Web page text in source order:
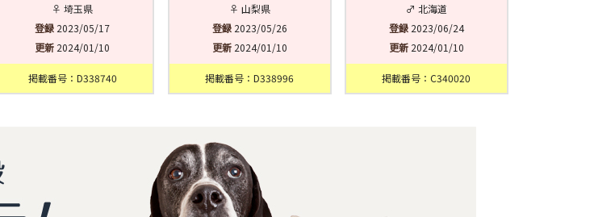
♀ 埼玉県
登録 2023/05/17
更新 2024/01/10
掲載番号：D338740
♀ 山梨県
登録2023/05/26
更新2024/01/10
掲載番号：D338996
♂ 北海道
登録2023/06/24
更新2024/01/10
掲載番号：C340020